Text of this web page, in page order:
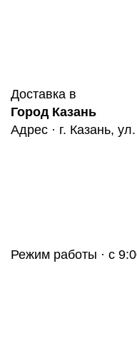
Доставка в
Город Казань
Адрес · г. Казань,
Режим работы · с